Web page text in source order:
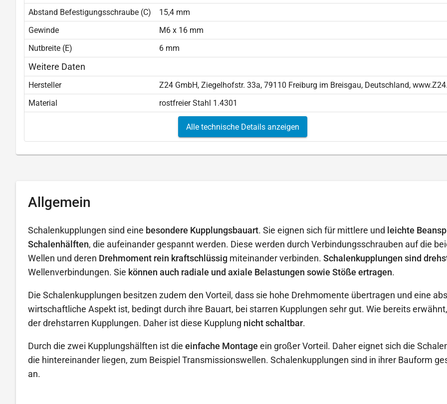
Abstand Befestigungsschraube (C)
15,4 mm
Gewinde
M6 x 16 mm
Nutbreite (E)
6 mm
Weitere Daten
Hersteller
Z24 GmbH, Ziegelhofstr. 33a, 79110 Freiburg im Breisgau, Deutschland,
Material
rostfreier Stahl 1.4301
Alle technische Details anzeigen
Allgemein
Schalenkupplungen sind eine besondere Kupplungsbauart. Sie eignen sich für mittlere und leichte
Schalenhälften, die aufeinander gespannt werden. Diese werden durch Verbindungsschrauben auf die
Wellen und deren Drehmoment rein kraftschlüssig miteinander verbinden. Schalenkupplungen sind
Wellenverbindungen. Sie können auch radiale und axiale Belastungen sowie Stöße ertragen.
Die Schalenkupplungen besitzen zudem den Vorteil, dass sie hohe Drehmomente übertragen und eine
wirtschaftliche Aspekt ist, bedingt durch ihre Bauart, bei starren Kupplungen sehr gut. Wie bereits
der drehstarren Kupplungen. Daher ist diese Kupplung nicht schaltbar.
Durch die zwei Kupplungshälften ist die einfache Montage ein großer Vorteil. Daher eignet sich die
die hintereinander liegen, zum Beispiel Transmissionswellen. Schalenkupplungen sind in ihrer Bauform
an.